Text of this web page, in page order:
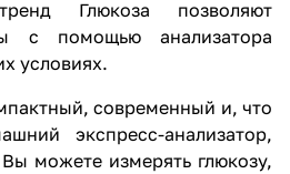
Глюкоза позволяют
с помощью анализатора
условиях.
современный и, что
экспресс-анализатор,
можете измерять глюкозу,